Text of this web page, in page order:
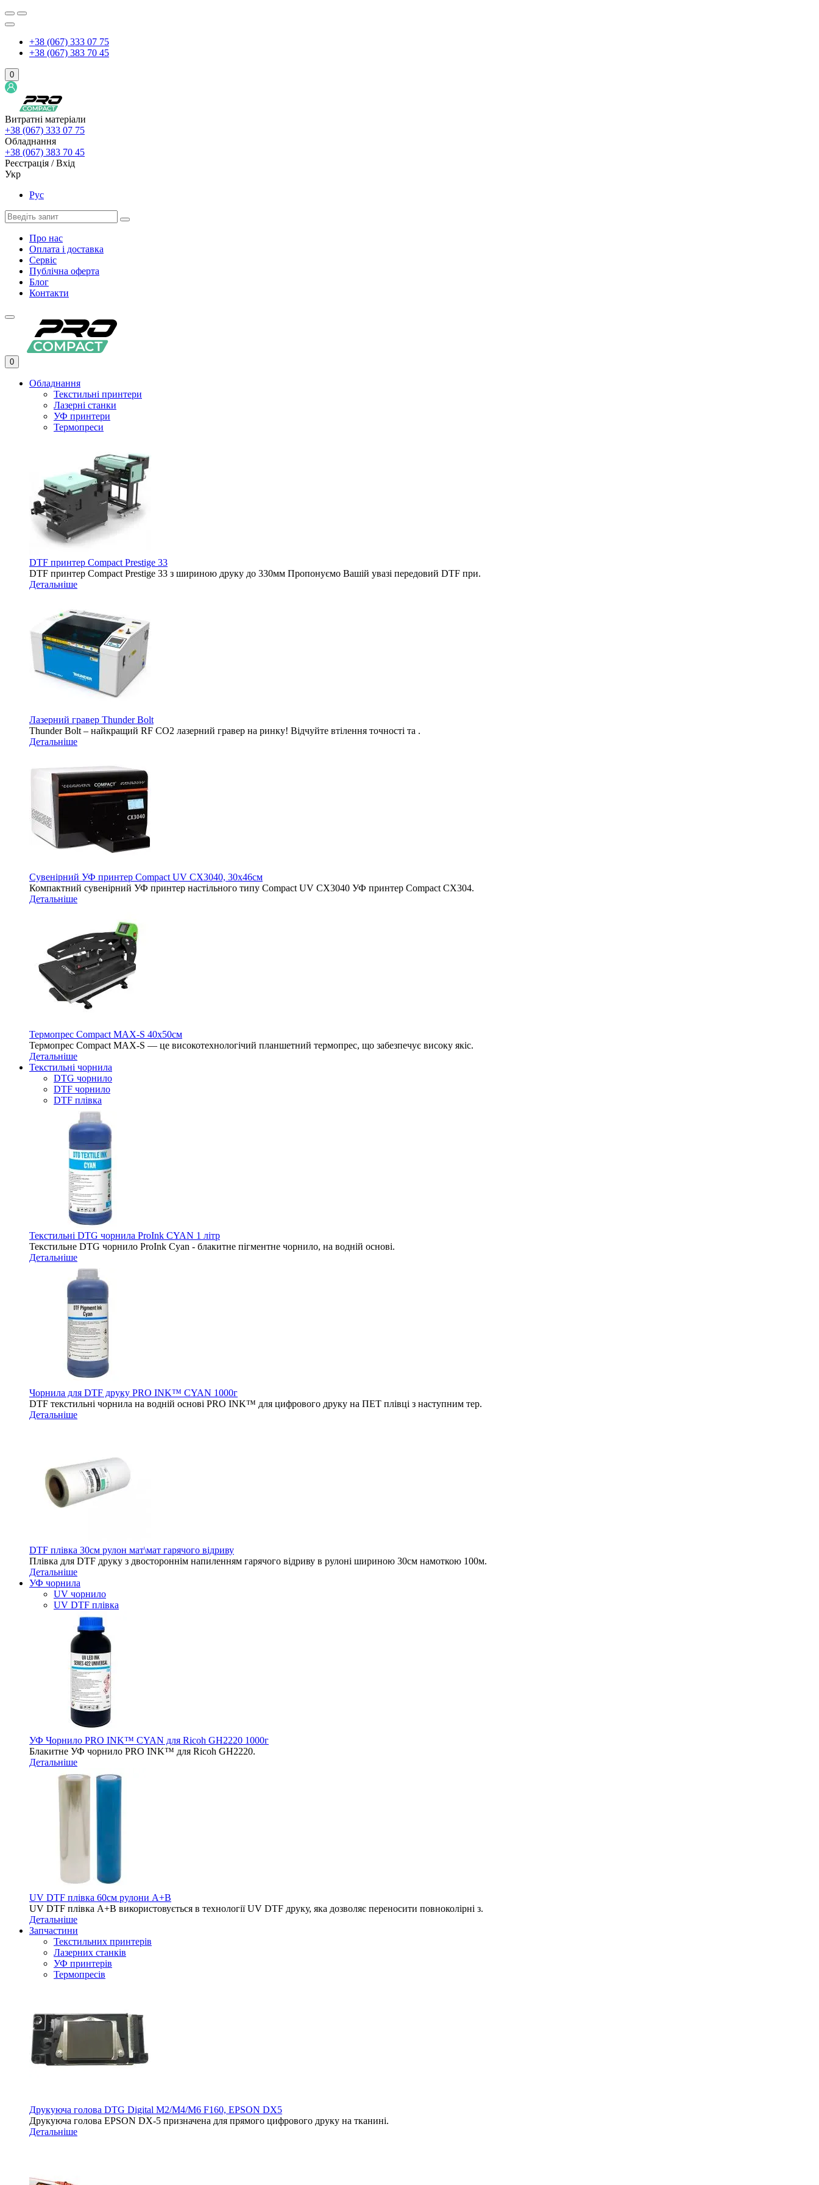
+38 (067) 333 07 75
+38 (067) 383 70 45
0
Витратні матеріали
+38 (067) 333 07 75
Обладнання
+38 (067) 383 70 45
Реєстрація / Вхід
Укр
Рус
Про нас
Оплата і доставка
Сервіс
Публічна оферта
Блог
Контакти
0
Обладнання
Текстильні принтери
Лазерні станки
УФ принтери
Термопреси
DTF принтер Compact Prestige 33
DTF принтер Compact Prestige 33 з шириною друку до 330мм Пропонуємо Вашій увазі передовий DTF при.
Детальніше
Лазерний гравер Thunder Bolt
Thunder Bolt – найкращий RF CO2 лазерний гравер на ринку! Відчуйте втілення точності та .
Детальніше
Сувенірний УФ принтер Compact UV CX3040, 30х46см
Компактний сувенірний УФ принтер настільного типу Compact UV CX3040 УФ принтер Compact CX304.
Детальніше
Термопрес Compact MAX-S 40х50см
Термопрес Compact MAX-S — це високотехнологічий планшетний термопрес, що забезпечує високу якіс.
Детальніше
Текстильні чорнила
DTG чорнило
DTF чорнило
DTF плівка
Текстильні DTG чорнила ProInk CYAN 1 літр
Текстильне DTG чорнило ProInk Cyan - блакитне пігментне чорнило, на водній основі.
Детальніше
Чорнила для DTF друку PRO INK™ CYAN 1000г
DTF текстильні чорнила на водній основі PRO INK™ для цифрового друку на ПЕТ плівці з наступним тер.
Детальніше
DTF плівка 30см рулон мат\мат гарячого відриву
Плівка для DTF друку з двостороннім напиленням гарячого відриву в рулоні шириною 30см намоткою 100м.
Детальніше
УФ чорнила
UV чорнило
UV DTF плівка
УФ Чорнило PRO INK™ CYAN для Ricoh GH2220 1000г
Блакитне УФ чорнило PRO INK™ для Ricoh GH2220.
Детальніше
UV DTF плівка 60см рулони A+B
UV DTF плівка A+B використовується в технології UV DTF друку, яка дозволяє переносити повноколірні з.
Детальніше
Запчастини
Текстильних принтерів
Лазерних станків
УФ принтерів
Термопресів
Друкуюча голова DTG Digital M2/M4/M6 F160, EPSON DX5
Друкуюча голова EPSON DX-5 призначена для прямого цифрового друку на тканині.
Детальніше